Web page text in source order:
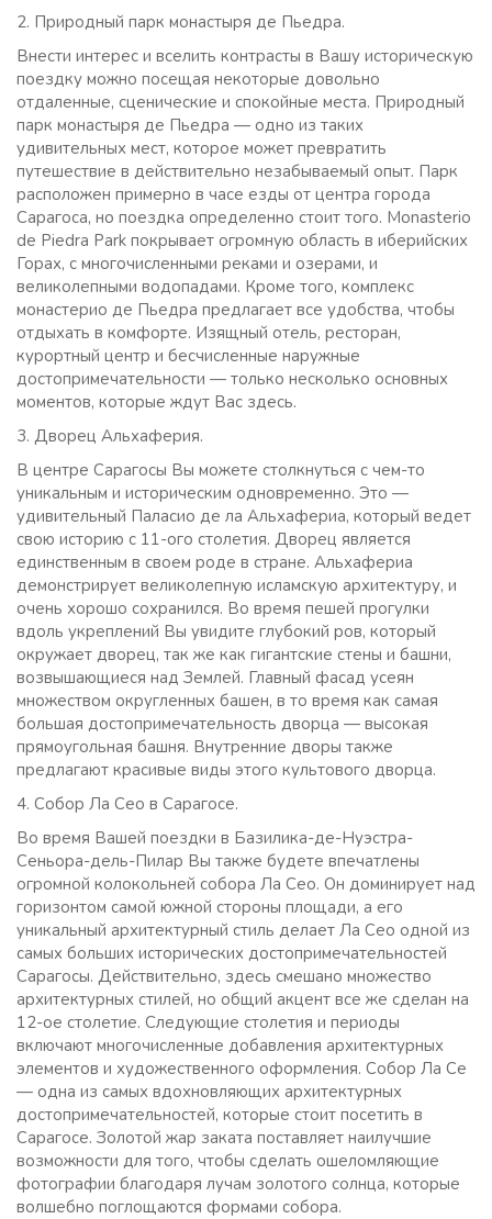
2. Природный парк монастыря де Пьедра.
Внести интерес и вселить контрасты в Вашу историческую
поездку можно посещая некоторые довольно
отдаленные, сценические и спокойные места. Природный
парк монастыря де Пьедра — одно из таких
удивительных мест, которое может превратить
путешествие в действительно незабываемый опыт. Парк
расположен примерно в часе езды от центра города
Сарагоса, но поездка определенно стоит того. Monasterio
de Piedra Park покрывает огромную область в иберийских
Горах, с многочисленными реками и озерами, и
великолепными водопадами. Кроме того, комплекс
монастерио де Пьедра предлагает все удобства, чтобы
отдыхать в комфорте. Изящный отель, ресторан,
курортный центр и бесчисленные наружные
достопримечательности — только несколько основных
моментов, которые ждут Вас здесь.
3. Дворец Альхаферия.
В центре Сарагосы Вы можете столкнуться с чем-то
уникальным и историческим одновременно. Это —
удивительный Паласио де ла Альхафериа, который ведет
свою историю с 11-ого столетия. Дворец является
единственным в своем роде в стране. Альхафериа
демонстрирует великолепную исламскую архитектуру, и
очень хорошо сохранился. Во время пешей прогулки
вдоль укреплений Вы увидите глубокий ров, который
окружает дворец, так же как гигантские стены и башни,
возвышающиеся над Землей. Главный фасад усеян
множеством округленных башен, в то время как самая
большая достопримечательность дворца — высокая
прямоугольная башня. Внутренние дворы также
предлагают красивые виды этого культового дворца.
4. Собор Ла Сео в Сарагосе.
Во время Вашей поездки в Базилика-де-Нуэстра-
Сеньора-дель-Пилар Вы также будете впечатлены
огромной колокольней собора Ла Сео. Он доминирует над
горизонтом самой южной стороны площади, а его
уникальный архитектурный стиль делает Ла Сео одной из
самых больших исторических достопримечательностей
Сарагосы. Действительно, здесь смешано множество
архитектурных стилей, но общий акцент все же сделан на
12-ое столетие. Следующие столетия и периоды
включают многочисленные добавления архитектурных
элементов и художественного оформления. Собор Ла Се
— одна из самых вдохновляющих архитектурных
достопримечательностей, которые стоит посетить в
Сарагосе. Золотой жар заката поставляет наилучшие
возможности для того, чтобы сделать ошеломляющие
фотографии благодаря лучам золотого солнца, которые
волшебно поглощаются формами собора.